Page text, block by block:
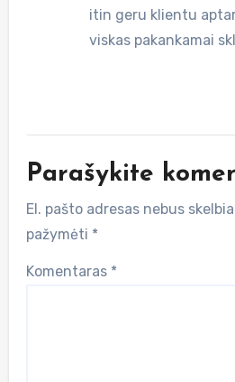
itin geru klientu
viskas pakankamai
Parašykite
El. pašto adresas nebus
pažymėti *
Komentaras *